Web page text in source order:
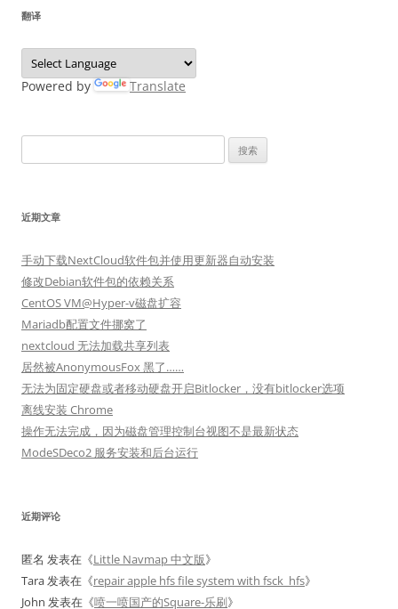
翻译
Powered by Translate
索：
近期文章
手动下载NextCloud软件包并使用更新器自动安装
修改Debian软件包的依赖关系
CentOS VM@Hyper-v磁盘扩容
Mariadb配置文件挪窝了
nextcloud 无法加载共享列表
居然被AnonymousFox 黑了……
无法为固定硬盘或者移动硬盘开启Bitlocker，没有bitlocker选项
离线安装 Chrome
操作无法完成，因为磁盘管理控制台视图不是最新状态
ModeSDeco2 服务安装和后台运行
近期评论
匿名 发表在《Little Navmap 中文版》
Tara发表在《repair apple hfs file system with fsck_hfs》
John 发表在《喷一喷国产的Square-乐刷》